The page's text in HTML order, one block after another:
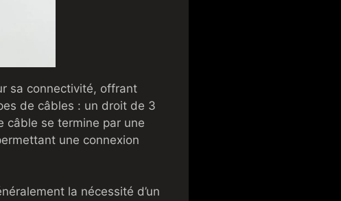
sa connectivité, offrant
de câbles : un droit de 3
câble se termine par une
une connexion
la nécessité d’un